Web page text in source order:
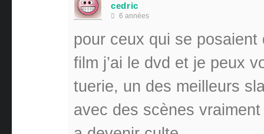
cedric
6 années
pour ceux qui se
film j’ai le dvd et je peux
tuerie, un des meilleurs
avec des scènes